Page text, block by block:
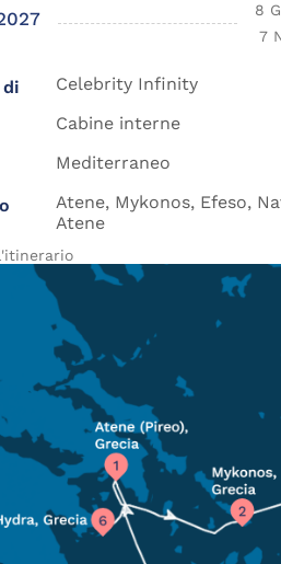
8
7
Celebrity Infinity
Cabine interne
Mediterraneo
Atene, Mykonos, Efeso,
Atene